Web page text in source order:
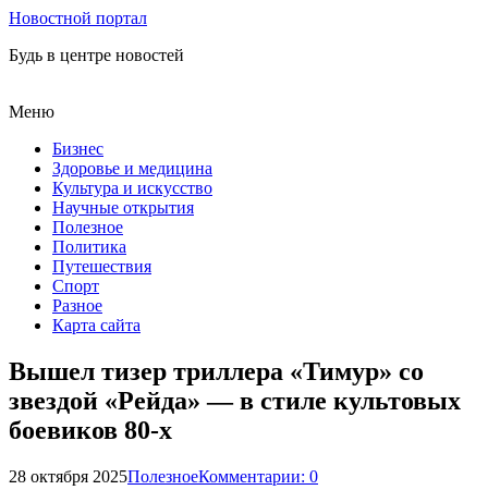
Новостной портал
Будь в центре новостей
Меню
Бизнес
Здоровье и медицина
Культура и искусство
Научные открытия
Полезное
Политика
Путешествия
Спорт
Разное
Карта сайта
Вышел тизер триллера «Тимур» со
звездой «Рейда» — в стиле культовых
боевиков 80‑х
28 октября 2025ПолезноеКомментарии: 0